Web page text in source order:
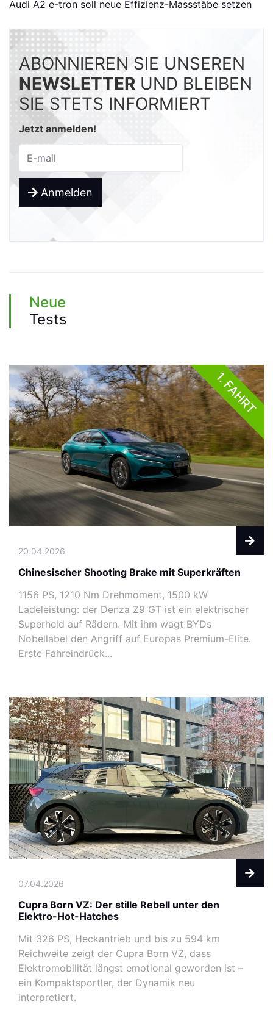
Audi A2 e-tron soll neue Effizienz-Massstäbe setzen
ABONNIEREN SIE UNSEREN
NEWSLETTER UND BLEIBEN
SIE STETS INFORMIERT
Jetzt anmelden!
Anmelden
Neue
Tests
1. FAHRT
20.04.2026
Chinesischer Shooting Brake mit Superkräften
1156 PS, 1210 Nm Drehmoment, 1500 kW
Ladeleistung: der Denza Z9 GT ist ein elektrischer
Superheld auf Rädern. Mit ihm wagt BYDs
Nobellabel den Angriff auf Europas Premium-Elite.
Erste Fahreindrück...
07.04.2026
Cupra Born VZ: Der stille Rebell unter den
Elektro-Hot-Hatches
Mit 326 PS, Heckantrieb und bis zu 594 km
Reichweite zeigt der Cupra Born VZ, dass
Elektromobilität längst emotional geworden ist –
ein Kompaktsportler, der Dynamik neu
interpretiert.